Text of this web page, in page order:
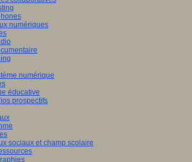
numériques
numérique
éducative
prospectifs
sociaux et champ scolaire